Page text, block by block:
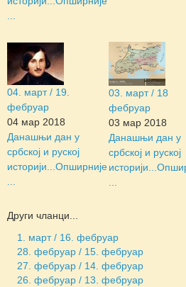
04. март / 19.
фебруар
04 мар 2018
Данашњи дан у
србској и руској
историји... Опширније
03. март / 18
фебруар
03 мар 2018
Данашњи дан у
србској и руској
историји...
Други чланци...
1. март / 16. фебруар
28. фебруар / 15. фебруар
27. фебруар / 14. фебруар
26. фебруар / 13. фебруар